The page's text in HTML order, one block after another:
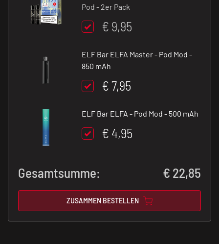
Pod - 2er Pack
€ 9,95
ELF Bar ELFA Master - Pod Mod -
850 mAh
€ 7,95
ELF Bar ELFA - Pod Mod - 500 mAh
€ 4,95
Gesamtsumme: € 22,85
ZUSAMMEN BESTELLEN